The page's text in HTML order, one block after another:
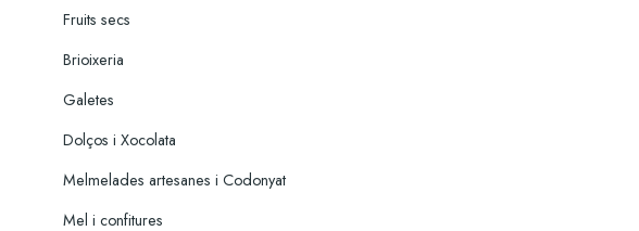
Fruits secs
Brioixeria
Galetes
Dolços i Xocolata
Melmelades artesanes i Codonyat
Mel i confitures